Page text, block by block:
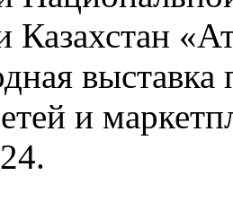
Казахстан
выставка
и